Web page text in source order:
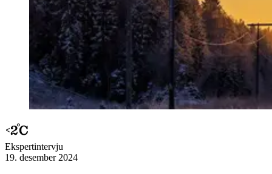
Ekspert­intervju
19. desember 2024